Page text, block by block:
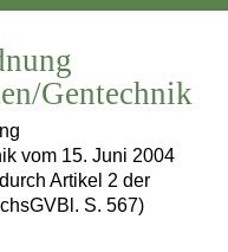
Gentechnik
vom 15. Juni 2004
Artikel 2 der
S. 567)